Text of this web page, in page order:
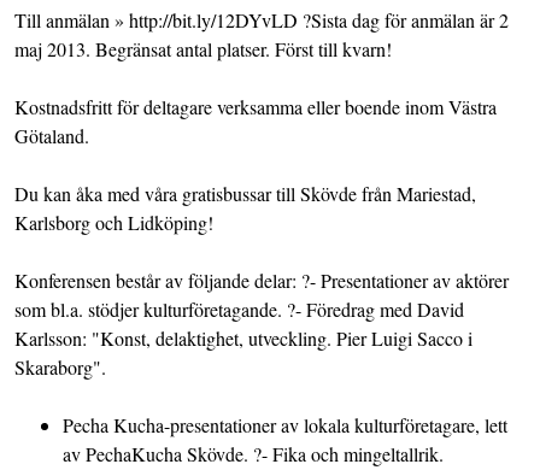
Till anmälan » http://bit.ly/12DYvLD ?Sista dag för anmälan är 2
maj 2013. Begränsat antal platser. Först till kvarn!
Kostnadsfritt för deltagare verksamma eller boende inom Västra
Götaland.
Du kan åka med våra gratisbussar till Skövde från Mariestad,
Karlsborg och Lidköping!
Konferensen består av följande delar: ?- Presentationer av aktörer
som bl.a. stödjer kulturföretagande. ?- Föredrag med David
Karlsson: "Konst, delaktighet, utveckling. Pier Luigi Sacco i
Skaraborg".
Pecha Kucha-presentationer av lokala kulturföretagare, lett
av PechaKucha Skövde. ?- Fika och mingeltallrik.